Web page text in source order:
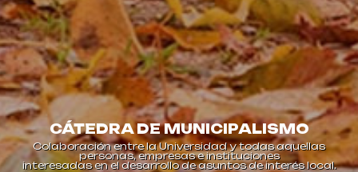
CÁTEDRA DE MUNICIPALISMO
Intercambio de experiencias, para estimular la
investigación sobre campo de la actividad local